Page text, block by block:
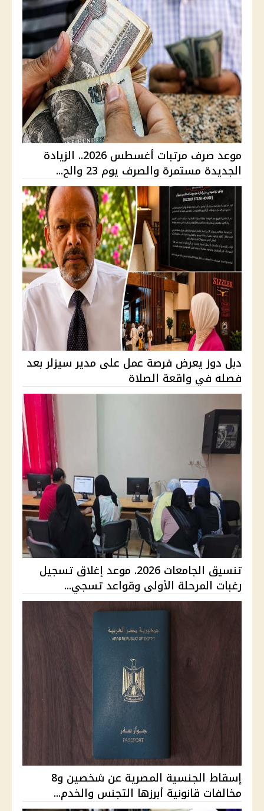
موعد صرف مرتبات أغسطس 2026.. الزيادة
الجديدة مستمرة والصرف يوم 23 والح...
دبل دوز يعرض فرصة عمل على مدير سيزلر بعد
فصله في واقعة الصلاة
تنسيق الجامعات 2026. موعد إغلاق تسجيل
رغبات المرحلة الأولى وقواعد تسجي...
إسقاط الجنسية المصرية عن شخصين و8
مخالفات قانونية أبرزها التجنس والخدم...